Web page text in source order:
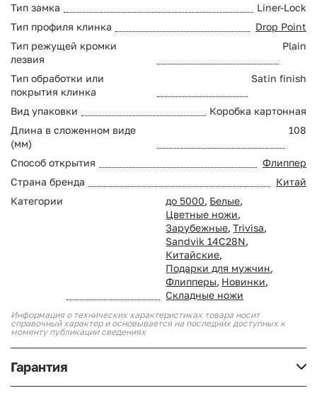
Тип замка
Liner-Lock
Тип профиля клинка
Drop Point
Тип режущей кромки
лезвия
Plain
Тип обработки или
покрытия клинка
Satin finish
Вид упаковки
Коробка картонная
Длина в сложенном виде
(мм)
108
Способ открытия
Флиппер
Страна бренда
Китай
Категории
до 5000, Белые,
Цветные ножи,
Зарубежные, Trivisa,
Sandvik 14C28N,
Китайские,
Подарки для мужчин,
Флипперы, Новинки,
Складные ножи
Информация о технических характеристиках товара носит
справочный характер и основывается на последних доступных к
моменту публикации сведениях
Гарантия